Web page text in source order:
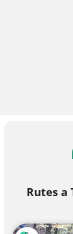
Rutes a